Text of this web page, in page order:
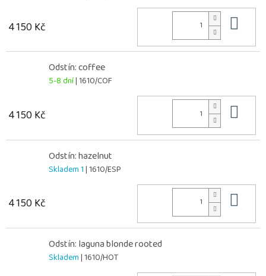
4 150 Kč
Odstín: coffee
5-8 dní| 1610/COF
4 150 Kč
Odstín: hazelnut
Skladem 1| 1610/ESP
4 150 Kč
Odstín: laguna blonde rooted
Skladem| 1610/HOT